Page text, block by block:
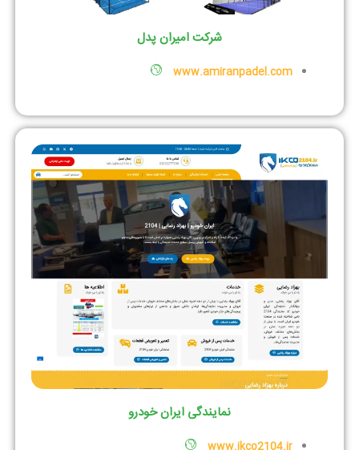
شرکت امیران پدل
www.amiranpadel.com
نمایندگی ایران خودرو